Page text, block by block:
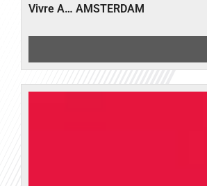
Vivre A… AMSTERDAM